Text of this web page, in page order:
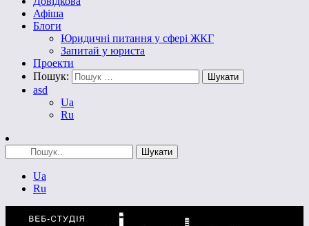
Афіша
Блоги
Юридичні питання у сфері ЖКГ
Запитай у юриста
Проекти
Пошук:
asd
Ua
Ru
Ua
Ru